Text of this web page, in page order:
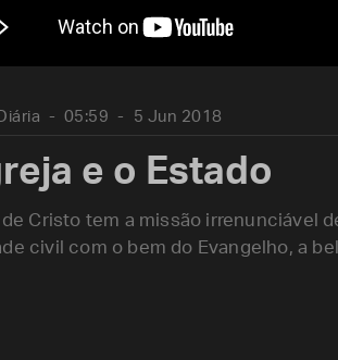
05:59 5 Jun 2018
e o Estado
de Cristo tem a missão irrenunciável
civil com o bem do Evangelho, a